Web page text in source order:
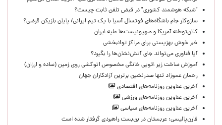
"شبکه هوشمند کشوری" در قبض تلفن ثابت چیست؟
سازوکار جام باشگاه‌های فوتسال آسیا با یک تیم ایرانی/ پایان بازیکن قرضی؟
کلان‌توطئه آمریکا و صهیونیست‌ها علیه ایران
خبر خوش بهزیستی برای مراکز توانبخشی
آیا فناوری می‌تواند جای آتش‌نشان‌ها را بگیرد؟
آموزش ساخت زیر اتویی خانگی مخصوص اتوکشی روی زمین (ساده و ارزان)
رحمان عموزاد تنها صدرنشین برترین آزادکاران جهان
آخرین عناوین روزنامه‌های اقتصادی
آخرین عناوین روزنامه‌های ورزشی
آخرین عناوین روزنامه‌های سیاسی
فارن‌پالیسی: عربستان در بن‌بست راهبردی گرفتار شده است